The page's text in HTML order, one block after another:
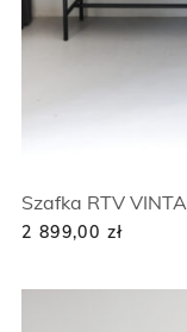
Szafka RTV VINTA
2 899,00 zł